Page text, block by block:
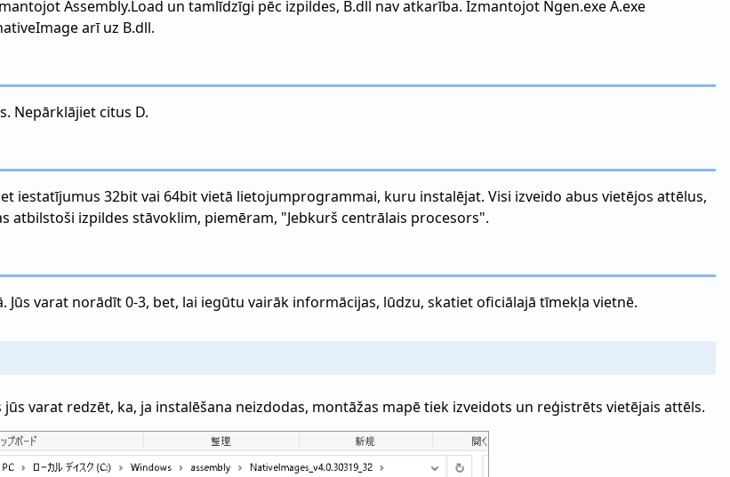
Assembly.Load un tamlīdzīgi pēc izpildes, B.dll nav atkarība. Izmantojot Ngen.exe A.exe
arī uz B.dll.
Nepārklājiet citus D.
iestatījumus 32bit vai 64bit vietā lietojumprogrammai, kuru instalējat. Visi izveido abus vietējos attēlus,
atbilstoši izpildes stāvoklim, piemēram, "Jebkurš centrālais procesors".
Jūs varat norādīt 0-3, bet, lai iegūtu vairāk informācijas, lūdzu, skatiet oficiālajā tīmekļa vietnē.
varat redzēt, ka, ja instalēšana neizdodas, montāžas mapē tiek izveidots un reģistrēts vietējais attēls.